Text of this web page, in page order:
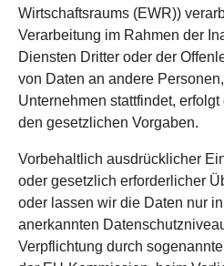
Wirtschaftsraums (EWR))
Verarbeitung im Rahmen der
Diensten Dritter oder der
von Daten an andere
Unternehmen stattfindet,
den gesetzlichen Vorgaben.
Vorbehaltlich ausdrücklicher
oder gesetzlich erforderlicher
oder lassen wir die Daten nur
anerkannten
Verpflichtung durch